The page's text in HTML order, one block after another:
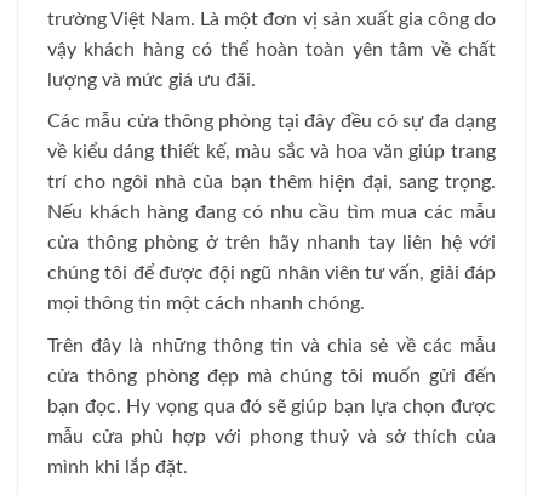
trường Việt Nam. Là một đơn vị sản xuất gia công do
vậy khách hàng có thể hoàn toàn yên tâm về chất
lượng và mức giá ưu đãi.
Các mẫu cửa thông phòng tại đây đều có sự đa dạng
về kiểu dáng thiết kế, màu sắc và hoa văn giúp trang
trí cho ngôi nhà của bạn thêm hiện đại, sang trọng.
Nếu khách hàng đang có nhu cầu tìm mua các mẫu
cửa thông phòng ở trên hãy nhanh tay liên hệ với
chúng tôi để được đội ngũ nhân viên tư vấn, giải đáp
mọi thông tin một cách nhanh chóng.
Trên đây là những thông tin và chia sẻ về các mẫu
cửa thông phòng đẹp mà chúng tôi muốn gửi đến
bạn đọc. Hy vọng qua đó sẽ giúp bạn lựa chọn được
mẫu cửa phù hợp với phong thuỷ và sở thích của
mình khi lắp đặt.